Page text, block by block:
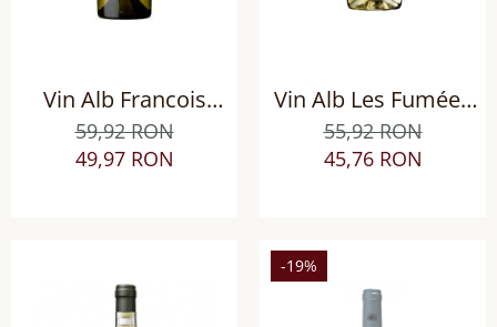
Vin Alb Francois
Lurton Bordeaux
Sauvignon Blanc, sec
59,92 RON
49,97 RON
Vin Alb Les Fumées
Blanches Sauvignon
Blanc sec
55,92 RON
45,76 RON
-19%